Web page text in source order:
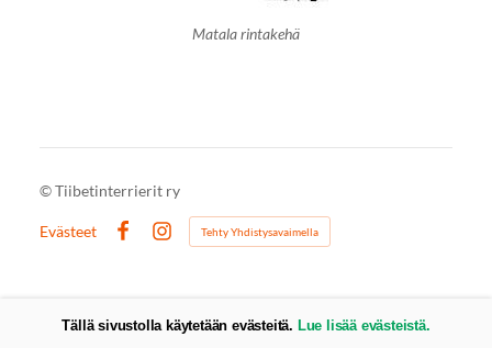
Matala rintakehä
©Tiibetinterrierit ry
Evästeet
Instagram
Tehty Yhdistysavaimella
Tällä sivustolla käytetään evästeitä. Lue lisää evästeistä.